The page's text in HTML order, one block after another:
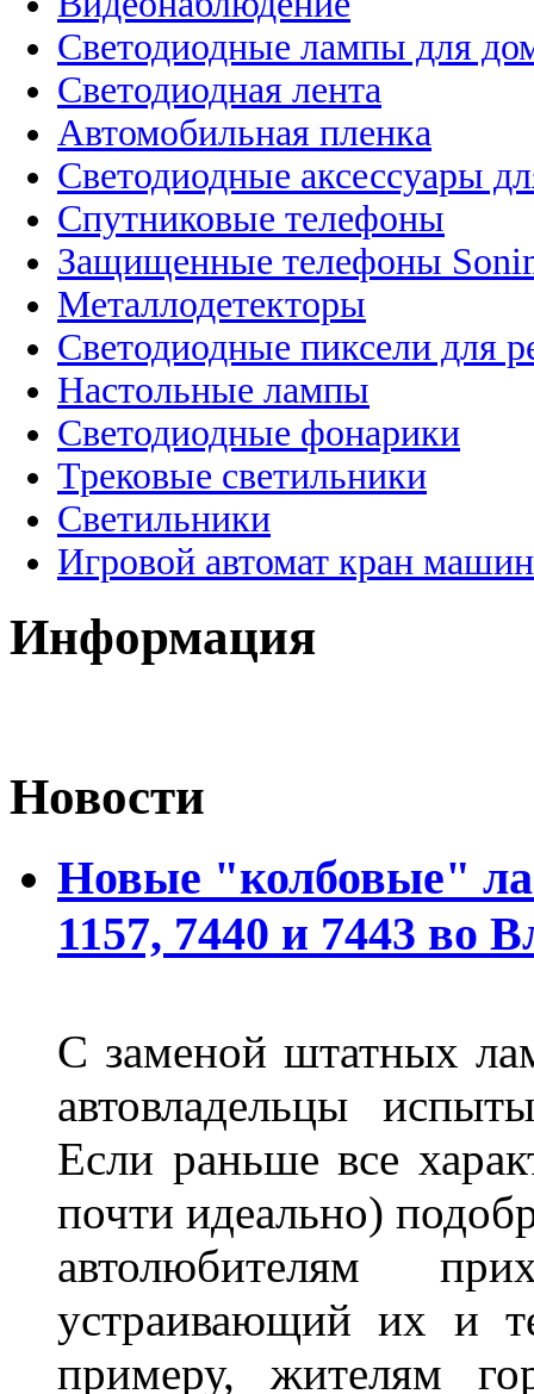
Светодиодные лампы для
Светодиодная лента
Автомобильная пленка
Светодиодные аксессуары
Спутниковые телефоны
Защищенные телефоны
Металлодетекторы
Светодиодные пиксели для
Настольные лампы
Светодиодные фонарики
Трековые светильники
Светильники
Игровой автомат кран
Информация
Новости
Новые "колбовые"
1157, 7440 и 7443 во
С заменой штатных
автовладельцы
Если раньше все
почти идеально)
автолюбителям
устраивающий их и
примеру, жителям